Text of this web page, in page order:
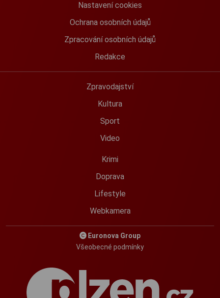
Nastavení cookies
Ochrana osobních údajů
Zpracování osobních údajů
Redakce
Zpravodajství
Kultura
Sport
Video
Krimi
Doprava
Lifestyle
Webkamera
Euronova Group
Všeobecné podmínky